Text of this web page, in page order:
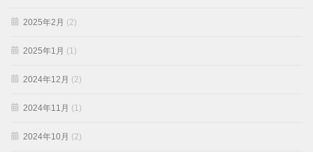
2025年2月 (2)
2025年1月 (1)
2024年12月 (2)
2024年11月 (1)
2024年10月 (2)